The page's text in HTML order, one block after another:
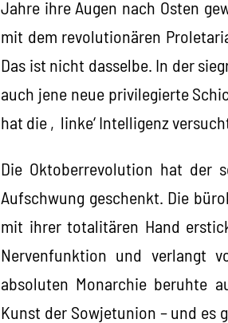
Jahre ihre Augen nach Osten
mit dem revolutionären
Das ist nicht dasselbe. In der
auch jene neue privilegierte
hat die ‚linke‘ Intelligenz
Die Oktoberrevolution hat der
Aufschwung geschenkt. Die
mit ihrer totalitären Hand
Nervenfunktion und verlangt
absoluten Monarchie beruhte
Kunst der Sowjetunion – und